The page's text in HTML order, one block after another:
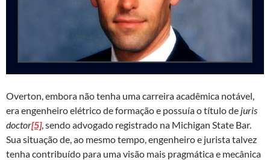
Overton, embora não tenha uma carreira acadêmica notável,
era engenheiro elétrico de formação e possuía o título de juris
doctor[5], sendo advogado registrado na Michigan State Bar.
Sua situação de, ao mesmo tempo, engenheiro e jurista talvez
tenha contribuído para uma visão mais pragmática e mecânica